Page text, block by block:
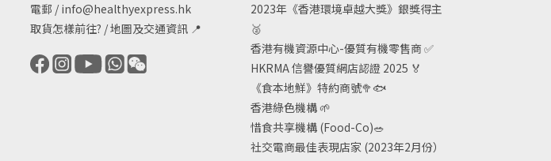
電郵 / info@healthyexpress.hk
取貨怎樣前往? /地圖及交通資訊 📍
2023年《香港環境卓越大獎》銀獎得主
🥈
香港有機資源中心-優質有機零售商✅
HKRMA 信譽優質網店認證 2025 🏅
《食本地鮮》特約商號🥦🐟
香港綠色機構🌱
惜食共享機構 (Food-Co)🥗
社交電商最佳表現店家 (2023年2月份）